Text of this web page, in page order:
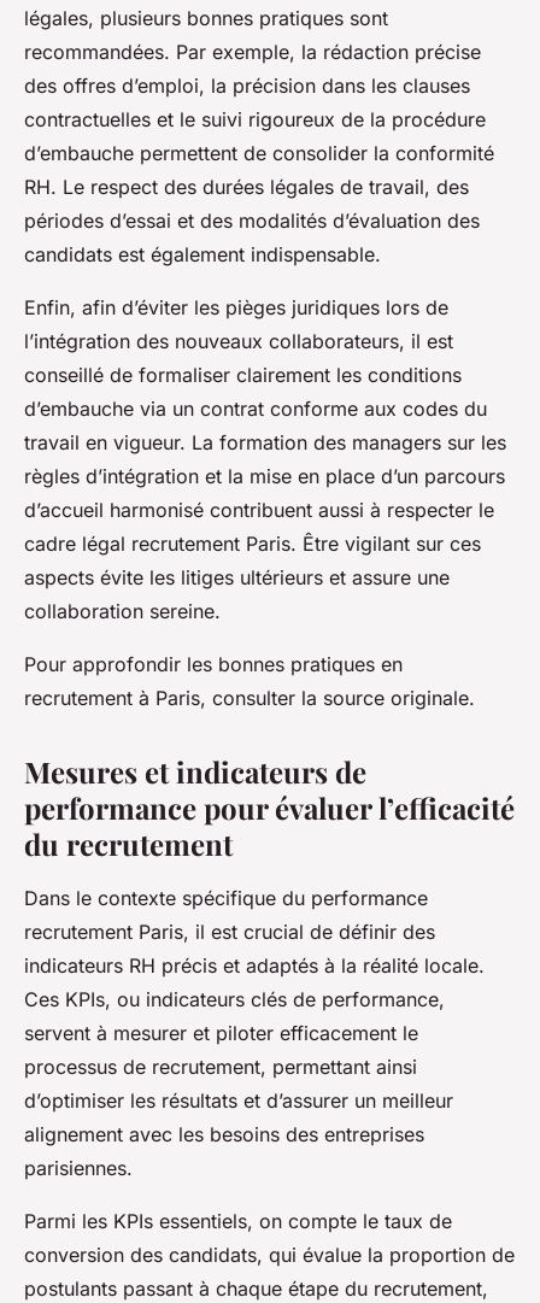
légales, plusieurs bonnes pratiques sont
recommandées. Par exemple, la rédaction précise
des offres d’emploi, la précision dans les clauses
contractuelles et le suivi rigoureux de la procédure
d’embauche permettent de consolider la conformité
RH. Le respect des durées légales de travail, des
périodes d’essai et des modalités d’évaluation des
candidats est également indispensable.
Enfin, afin d’éviter les pièges juridiques lors de
l’intégration des nouveaux collaborateurs, il est
conseillé de formaliser clairement les conditions
d’embauche via un contrat conforme aux codes du
travail en vigueur. La formation des managers sur les
règles d’intégration et la mise en place d’un parcours
d’accueil harmonisé contribuent aussi à respecter le
cadre légal recrutement Paris. Être vigilant sur ces
aspects évite les litiges ultérieurs et assure une
collaboration sereine.
Pour approfondir les bonnes pratiques en
recrutement à Paris, consulter la source originale.
Mesures et indicateurs de
performance pour évaluer l’efficacité
du recrutement
Dans le contexte spécifique du performance
recrutement Paris, il est crucial de définir des
indicateurs RH précis et adaptés à la réalité locale.
Ces KPIs, ou indicateurs clés de performance,
servent à mesurer et piloter efficacement le
processus de recrutement, permettant ainsi
d’optimiser les résultats et d’assurer un meilleur
alignement avec les besoins des entreprises
parisiennes.
Parmi les KPIs essentiels, on compte le taux de
conversion des candidats, qui évalue la proportion de
postulants passant à chaque étape du recrutement,